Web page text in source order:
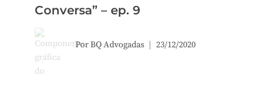
Conversa” – ep. 9
PorBQ Advogadas 23/12/2020